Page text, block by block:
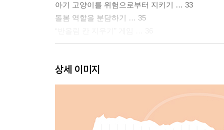
아기 고양이를 위험으로부터 지키기 … 33
돌봄 역할을 분담하기 … 35
아기 고양이들의 성격은 어떨까? … 38
아기 고양이들은 어떻게 쓰다듬어 주면 좋아할까?
가장 좋아하는 장난감은 무엇일까? … 44
“고양이를 사랑해” 게임 … 50
상세 이미지